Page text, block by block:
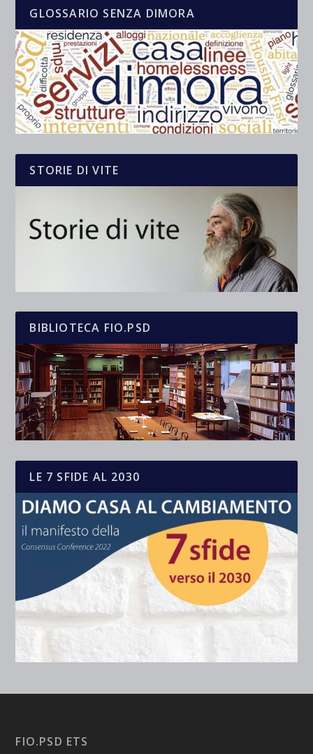
GLOSSARIO SENZA DIMORA
STORIE DI VITE
BIBLIOTECA FIO.PSD
LE 7 SFIDE AL 2030
FIO.PSD ETS